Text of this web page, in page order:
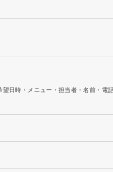
日時・メニュー・担当者・名前・電